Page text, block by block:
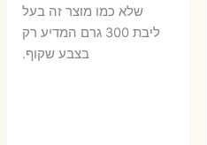
שלא כמו מוצר זה בעל
ליבת 300 גרם המדיע רק
בצבע שקוף.